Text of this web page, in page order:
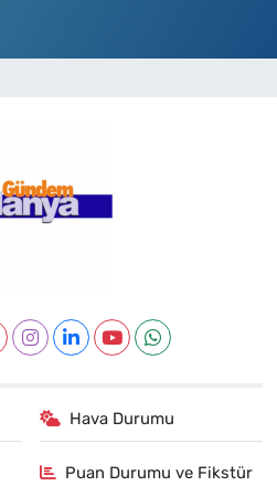
Hava Durumu
Puan Durumu ve Fikstür